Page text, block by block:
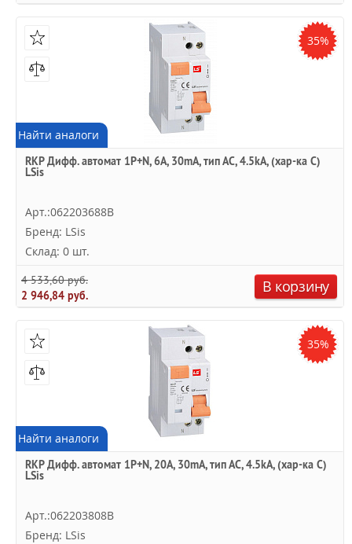
35%
Найти аналоги
RKP Дифф. автомат 1P+N, 6A, 30mA, тип АC, 4.5kA, (хар-ка C)
LSis
Арт.:062203688B
Бренд: LSis
Склад: 0 шт.
4 533,60 руб.
2 946,84 руб.
В корзину
35%
Найти аналоги
RKP Дифф. автомат 1P+N, 20A, 30mA, тип АC, 4.5kA, (хар-ка C)
LSis
Арт.:062203808B
Бренд: LSis